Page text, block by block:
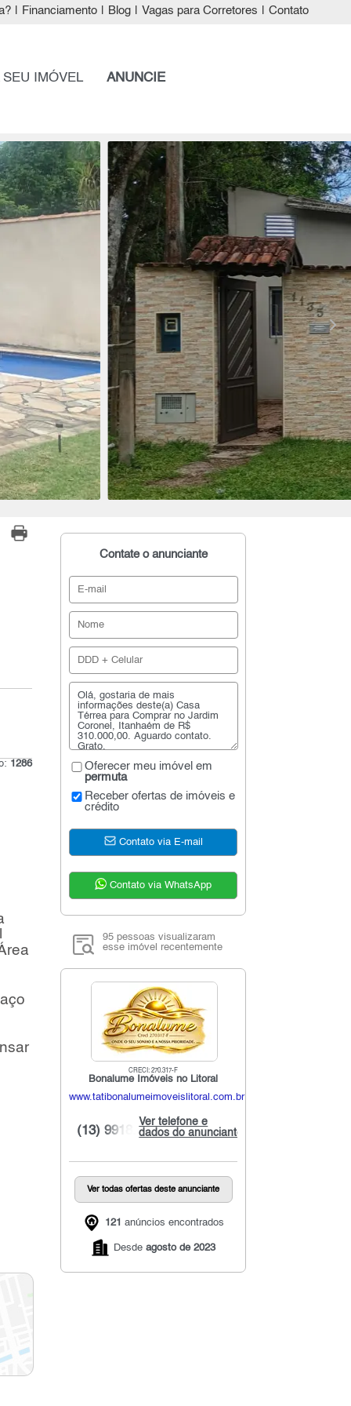
Financiamento Blog Vagas para Corretores Contato
SEU IMÓVEL ANUNCIE
1286
Contate o anunciante
Oferecer meu imóvel em
permuta
Receber ofertas de imóveis e
crédito
Contato via E-mail
Contato via WhatsApp
95 pessoas visualizaram
esse imóvel recentemente
CRECI: 270.317-F
Bonalume Imóveis no Litoral
www.tatibonalumeimoveislitoral.com.br
Ver telefone e
dados do anunciante
(13) 9918...
Ver todas ofertas deste anunciante
121 anúncios encontrados
Desde agosto de 2023